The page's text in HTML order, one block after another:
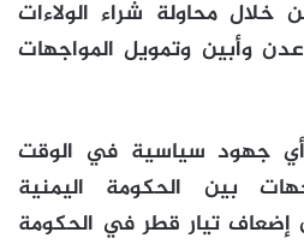
خلال محاولة شراء الولاءات
وأبين وتمويل المواجهات
جهود سياسية في الوقت
بين الحكومة اليمنية
إضعاف تيار قطر في الحكومة